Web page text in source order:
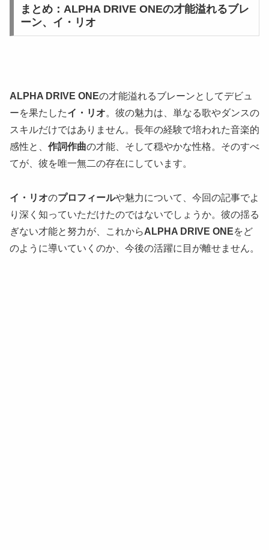
まとめ：ALPHA DRIVE ONEの才能溢れるブレ
ーン、イ・リオ
ALPHA DRIVE ONEの才能溢れるブレーンとしてデビュ
ーを果たしたイ・リオ。彼の魅力は、単なる歌やダンスの
スキルだけではありません。長年の経験で培われた音楽的
感性と、 作詞作曲の才能、そして穏やかな性格。そのすべ
てが、彼を唯一無二の存在にしています。
イ・リオのプロフィールや魅力について、今回の記事でよ
り深く知っていただけたのではないでしょうか。彼の揺る
ぎない才能と努力が、これからALPHA DRIVE ONEをど
のように導いていくのか、今後の活躍に目が離せません。